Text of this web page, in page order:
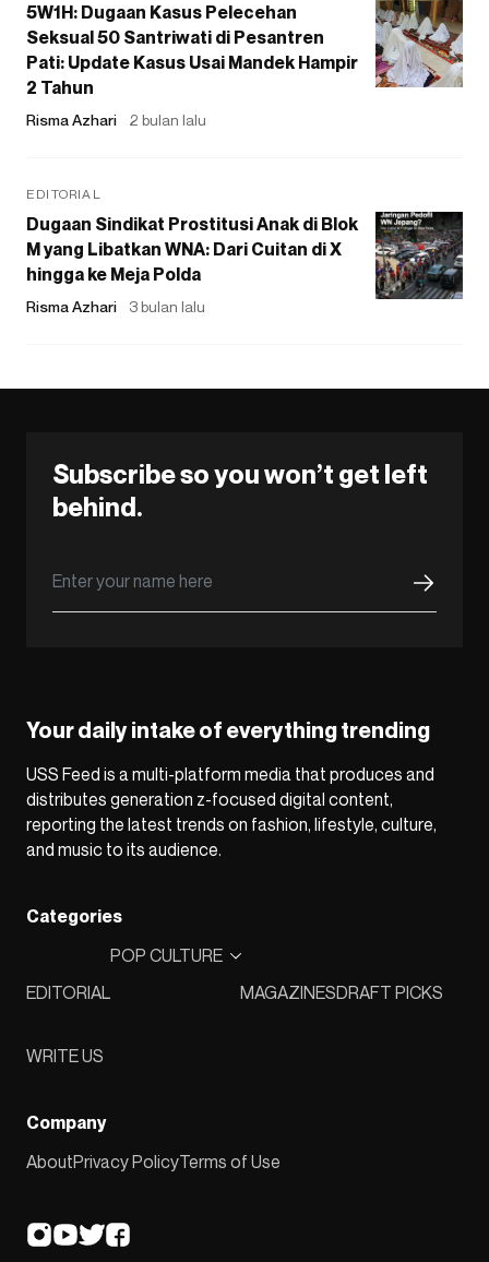
5W1H: Dugaan Kasus Pelecehan
Seksual 50 Santriwati di Pesantren
Pati: Update Kasus Usai Mandek Hampir
2 Tahun
Risma Azhari 2 bulan lalu
EDITORIAL
Dugaan Sindikat Prostitusi Anak di Blok
M yang Libatkan WNA: Dari Cuitan di X
hingga ke Meja Polda
Risma Azhari 3 bulan lalu
Subscribe so you won’t get left
behind.
Your daily intake of everything trending
USS Feed is a multi-platform media that produces and
distributes generation z-focused digital content,
reporting the latest trends on fashion, lifestyle, culture,
and music to its audience.
Categories
EDITORIAL
POP CULTURE
MAGAZINESDRAFT PICKS
WRITE US
Company
AboutPrivacy PolicyTerms of Use